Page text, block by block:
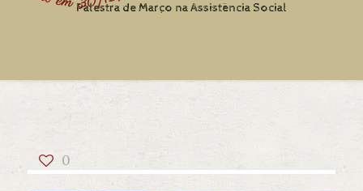
Palestra de Março na Assistência Social
0